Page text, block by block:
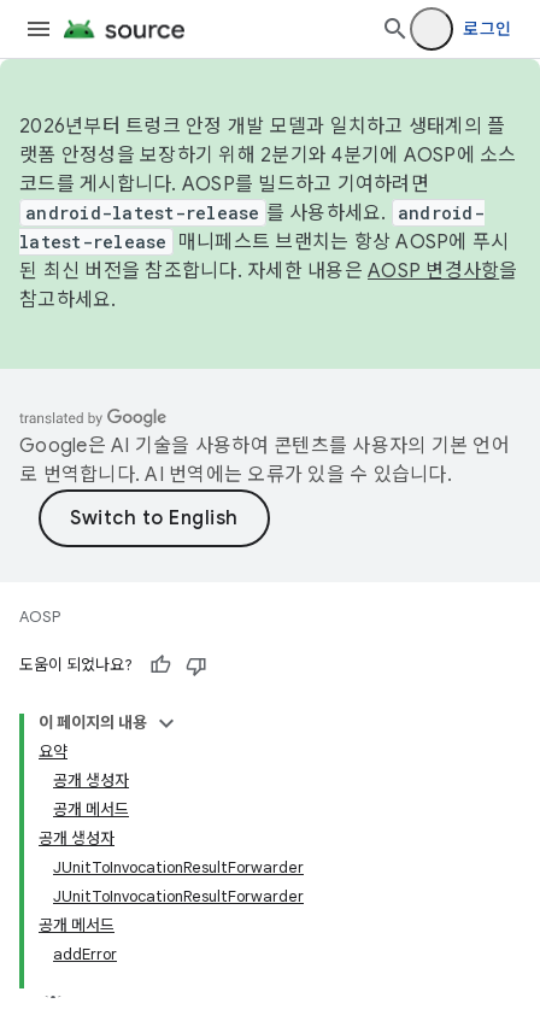
로그인
2026년부터 트렁크 안정 개발 모델과 일치하고 생태계의 플
랫폼 안정성을 보장하기 위해 2분기와 4분기에 AOSP에 소스
코드를 게시합니다. AOSP를 빌드하고 기여하려면
android-latest-release 를 사용하세요.
android-
latest-release
매니페스트 브랜치는 항상 AOSP에 푸시
된 최신 버전을 참조합니다. 자세한 내용은 AOSP 변경사항을
참고하세요.
Google은 AI 기술을 사용하여 콘텐츠를 사용자의 기본 언어
로 번역합니다. AI 번역에는 오류가 있을 수 있습니다.
AOSP
도움이 되었나요?
이 페이지의 내용
요약
공개 생성자
공개 메서드
공개 생성자
JUnitToInvocationResultForwarder
JUnitToInvocationResultForwarder
공개 메서드
addError